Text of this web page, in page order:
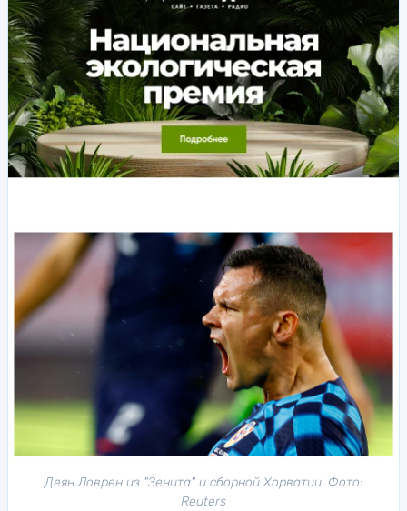
Деян Ловрен из "Зенита" и сборной Хорватии. Фото:
Reuters